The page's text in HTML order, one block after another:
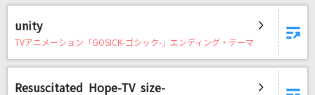
清浦夏実
Trust
浜崎あゆみ
unity
TVアニメーション「GOSICK-ゴシック-」エンディング・テーマ
Resuscitated Hope-TV size-